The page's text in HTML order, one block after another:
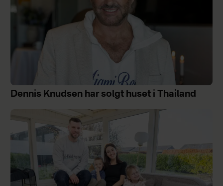
Dennis Knudsen har solgt huset i Thailand